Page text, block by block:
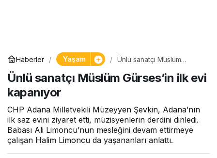
Haberler Yaşam
Ünlü sanatçı Müslüm
Ünlü sanatçı Müslüm Gürses’in ilk evi
kapanıyor
CHP Adana Milletvekili Müzeyyen Şevkin, Adana’nın
ilk saz evini ziyaret etti, müzisyenlerin derdini dinledi.
Babası Ali Limoncu’nun mesleğini devam ettirmeye
çalışan Halim Limoncu da yaşananları anlattı.